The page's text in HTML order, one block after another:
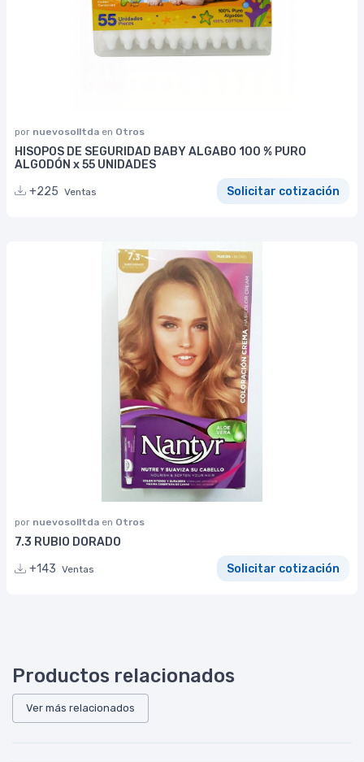
por nuevosolltda en Otros
HISOPOS DE SEGURIDAD BABY ALGABO 100 % PURO
ALGODÓN x 55 UNIDADES
+225 Ventas Solicitar cotización
por nuevosolltda en Otros
7.3 RUBIO DORADO
+143 Ventas Solicitar cotización
Productos relacionados
Ver más relacionados